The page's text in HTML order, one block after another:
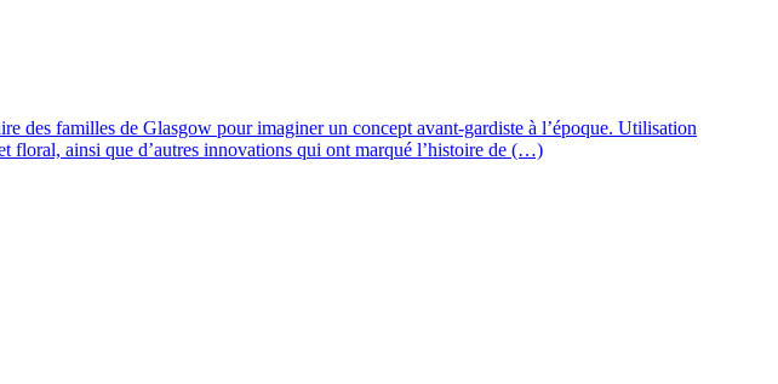
des familles de Glasgow pour imaginer un concept avant-gardiste à l’époque. Utilisation
floral, ainsi que d’autres innovations qui ont marqué l’histoire de (…)